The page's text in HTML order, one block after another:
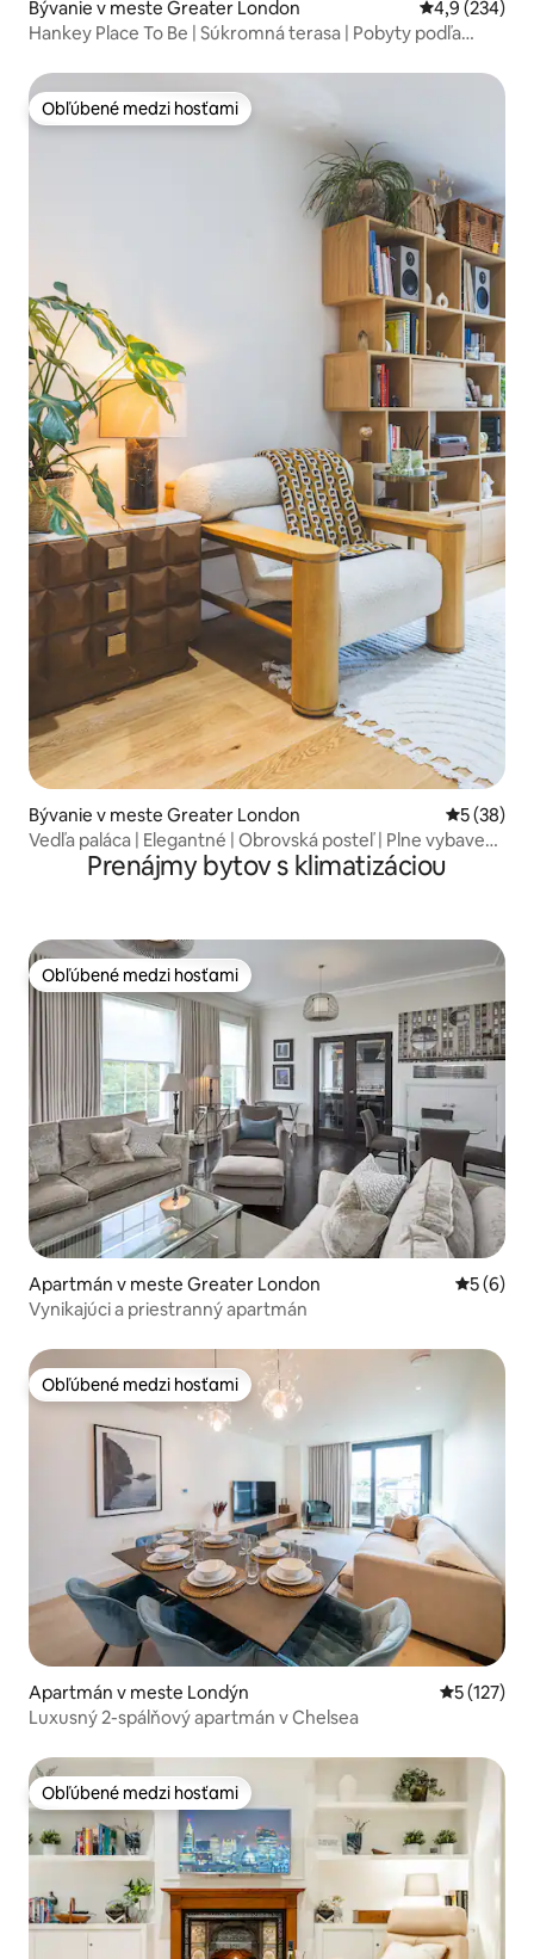
Bývanie v meste Greater London Priemerné
4,9 (234)
Hankey Place To Be | Súkromná terasa | Pobyty podľa
Obľúbené medzi hosťami
Obľúbené medzi hosťami
Bývanie v meste Greater London
5 (38)
Vedľa paláca | Elegantné | Obrovská posteľ | Plne vybavená
kuchyňaPrenájmy bytov s klimatizáciou
Obľúbené medzi hosťami
Obľúbené medzi hosťami
Apartmán v meste Greater London
5 (6)
Vynikajúci a priestranný apartmán
Obľúbené medzi hosťami
Obľúbené medzi hosťami
Apartmán v meste Londýn Priemerné
5 (127)
Luxusný 2-spálňový apartmán v Chelsea
Obľúbené medzi hosťami
Obľúbené medzi hosťami